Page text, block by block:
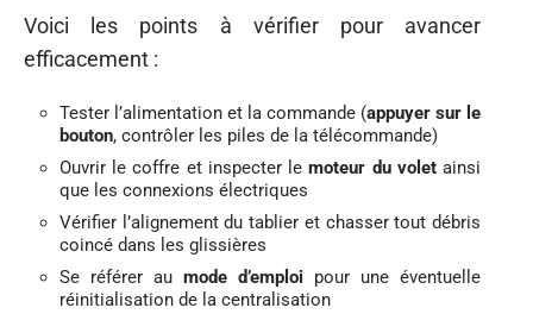
Voici les points à vérifier pour avancer
efficacement :
Tester l’alimentation et la commande (appuyer sur le
bouton, contrôler les piles de la télécommande)
Ouvrir le coffre et inspecter lemoteur du voletainsi
que les connexions électriques
Vérifier l’alignement du tablier et chasser tout débris
coincé dans les glissières
Se référer au mode d’emploi pour une éventuelle
réinitialisation de la centralisation